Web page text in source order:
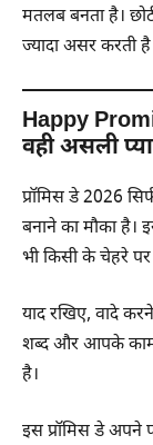
मतलब बनता है।
ज्यादा असर करती
Happy
वही असली
प्रॉमिस डे 2026
बनाने का मौका है।
भी किसी के चेहरे
याद रखिए, वादे
शब्द और आपके काम
है।
इस प्रॉमिस डे अपने